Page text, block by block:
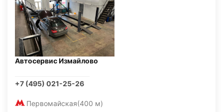
Автосервис Измайлово
+7 (495) 021-25-26
Первомайская(400 м)